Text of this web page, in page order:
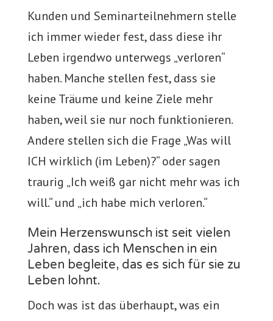
Kunden und Seminarteilnehmern stelle
ich immer wieder fest, dass diese ihr
Leben irgendwo unterwegs „verloren“
haben. Manche stellen fest, dass sie
keine Träume und keine Ziele mehr
haben, weil sie nur noch funktionieren.
Andere stellen sich die Frage „Was will
ICH wirklich (im Leben)?“ oder sagen
traurig „Ich weiß gar nicht mehr was ich
will.“ und „ich habe mich verloren.“
Mein Herzenswunsch ist seit vielen
Jahren, dass ich Menschen in ein
Leben begleite, das es sich für sie zu
Leben lohnt.
Doch was ist das überhaupt, was ein